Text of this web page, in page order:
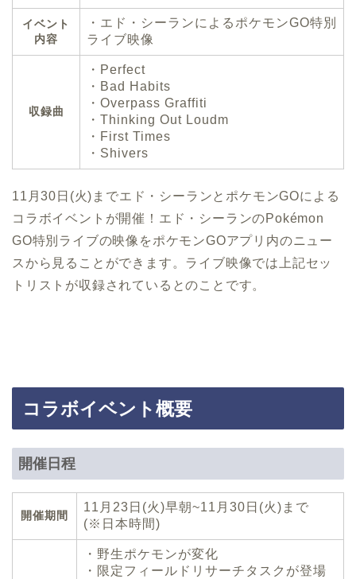
イベント
内容
・エド・シーランによるポケモンGO特別
ライブ映像
収録曲
・Perfect
・Bad Habits
・Overpass Graffiti
・Thinking Out Loudm
・First Times
・Shivers
11月30日(火)までエド・シーランとポケモンGOによる
コラボイベントが開催！エド・シーランのPokémon
GO特別ライブの映像をポケモンGOアプリ内のニュー
スから見ることができます。ライブ映像では上記セッ
トリストが収録されているとのことです。
コラボイベント概要
開催日程
開催期間
11月23日(火)早朝~11月30日(火)まで
(※日本時間)
・野生ポケモンが変化
・限定フィールドリサーチタスクが登場